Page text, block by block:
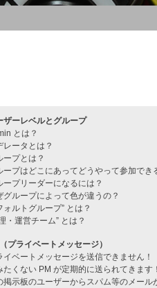
ザーレベルとグループ
とは？
レータとは？
ープとは？
ープはどこにあってどうやって参加でき
ープリーダーになるには？
グループによって色が違うの？
ォルトグループ” とは？
・運営チーム” とは？
プライベートメッセージ）
イベートメッセージを送信できません！
たくない PM が定期的に送られてきます！
掲示板のユーザーからスパム等のメール